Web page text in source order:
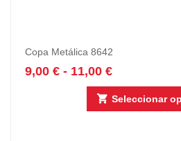
Copa Metálica 8642
9,00 € - 11,00 €
Seleccionar